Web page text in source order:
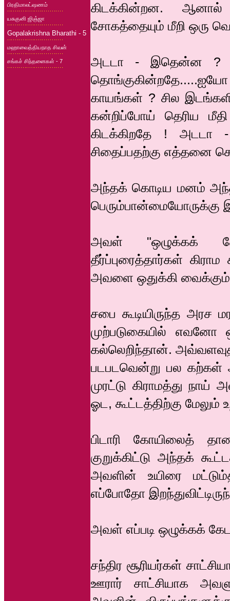
பிரதிமாலட்ஷணம்
யசுகுனி ஜிஞ்ஜா
Gopalakrishna Bharathi - 5
மஹாவைத்தியநாத சிவன்
சங்கச் சிந்தனைகள் - 7
கிடக்கின்றன.
சோகத்தையும் மீறி ஒரு
அடடா - இதென்ன ?
காயங்கள் ? சில
கன்றிப்போய் தெரிய
கிடக்கிறதே ! அடடா
சிதைப்பதற்கு எத்தனை
அந்தக் கொடிய மனம்
பெரும்பான்மையோருக்கு
அவள் "ஒழுக்கக்
தீர்ப்புரைத்தார்கள்
அவளை ஒதுக்கி
சபை கூடியிருந்த அரச
முற்படுகையில் எவனோ
கல்லெறிந்தான்.
படபடவென்று பல கற்கள்
முரட்டு கிராமத்து
ஓட, கூட்டத்திற்கு மேலும்
பிடாரி கோயிலைத்
குறுக்கிட்டு அந்தக்
அவளின் உயிரை
எப்போதோ
அவள் எப்படி ஒழுக்கக்
சந்திர சூரியர்கள்
ஊரார் சாட்சியாக